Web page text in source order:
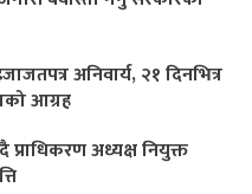
अनिवार्य, २१ दिनभित्र
आग्रह
प्राधिकरण अध्यक्ष नियुक्त